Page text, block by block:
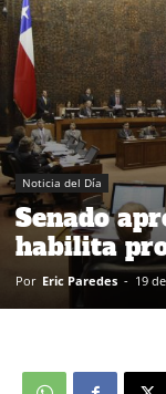
Noticia del Día
Senado
habilita
Por Eric Paredes - 19